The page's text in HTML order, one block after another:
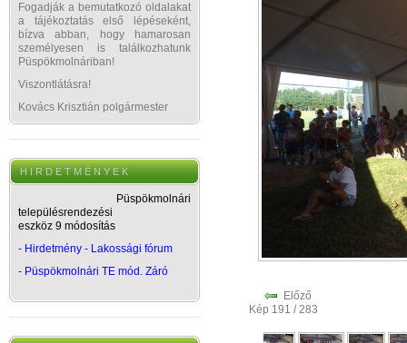
Fogadják a bemutatkozó oldalakat
a tájékoztatás első lépéseként,
bízva abban, hogy hamarosan
személyesen is találkozhatunk
Püspökmolnáriban!
Viszontlátásra!
Kovács Krisztián polgármester
H I R D E T M É N Y E K
Püspökmolnári
településrendezési
eszköz 9 módosítás
- Hirdetmény - Lakossági fórum
- Püspökmolnári TE mód. Záró
Előző
Kép 191 / 283